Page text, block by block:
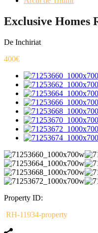
Exclusive Homes
De Inchiriat
400€
Property ID:
RH-11934-property